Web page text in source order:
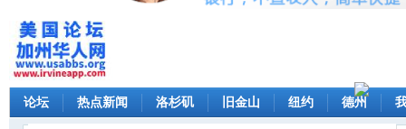
论坛 热点新闻 洛杉矶 旧金山 纽约 德州